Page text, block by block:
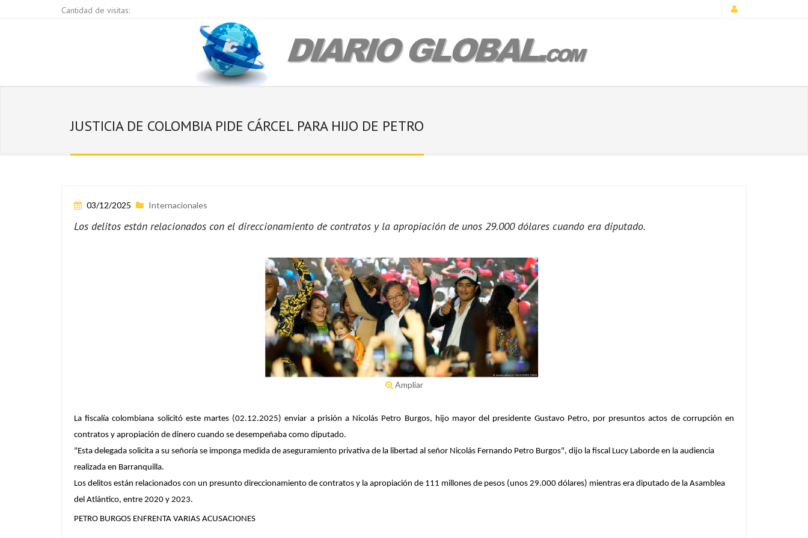
Cantidad de visitas:
JUSTICIA DE COLOMBIA PIDE CÁRCEL PARA HIJO DE PETRO
03/12/2025 Internacionales
Los delitos están relacionados con el direccionamiento de contratos y la apropiación de unos 29.000 dólares cuando era diputado.
Ampliar
La fiscalía colombiana solicitó este martes (02.12.2025) enviar a prisión a Nicolás Petro Burgos, hijo mayor del presidente Gustavo Petro, por presuntos actos de corrupción en
contratos y apropiación de dinero cuando se desempeñaba como diputado.
"Esta delegada solicita a su señoría se imponga medida de aseguramiento privativa de la libertad al señor Nicolás Fernando Petro Burgos", dijo la fiscal Lucy Laborde en la audiencia
realizada en Barranquilla.
Los delitos están relacionados con un presunto direccionamiento de contratos y la apropiación de 111 millones de pesos (unos 29.000 dólares) mientras era diputado de la Asamblea
del Atlántico, entre 2020 y 2023.
PETRO BURGOS ENFRENTA VARIAS ACUSACIONES